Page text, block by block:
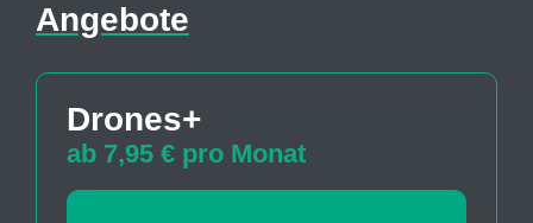
Angebote
Drones+
ab 7,95 € pro Monat